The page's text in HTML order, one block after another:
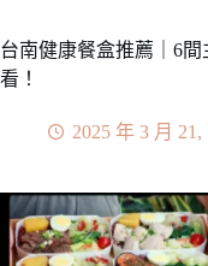
台南健康餐盒推薦｜6
看！
2025 年 3 月